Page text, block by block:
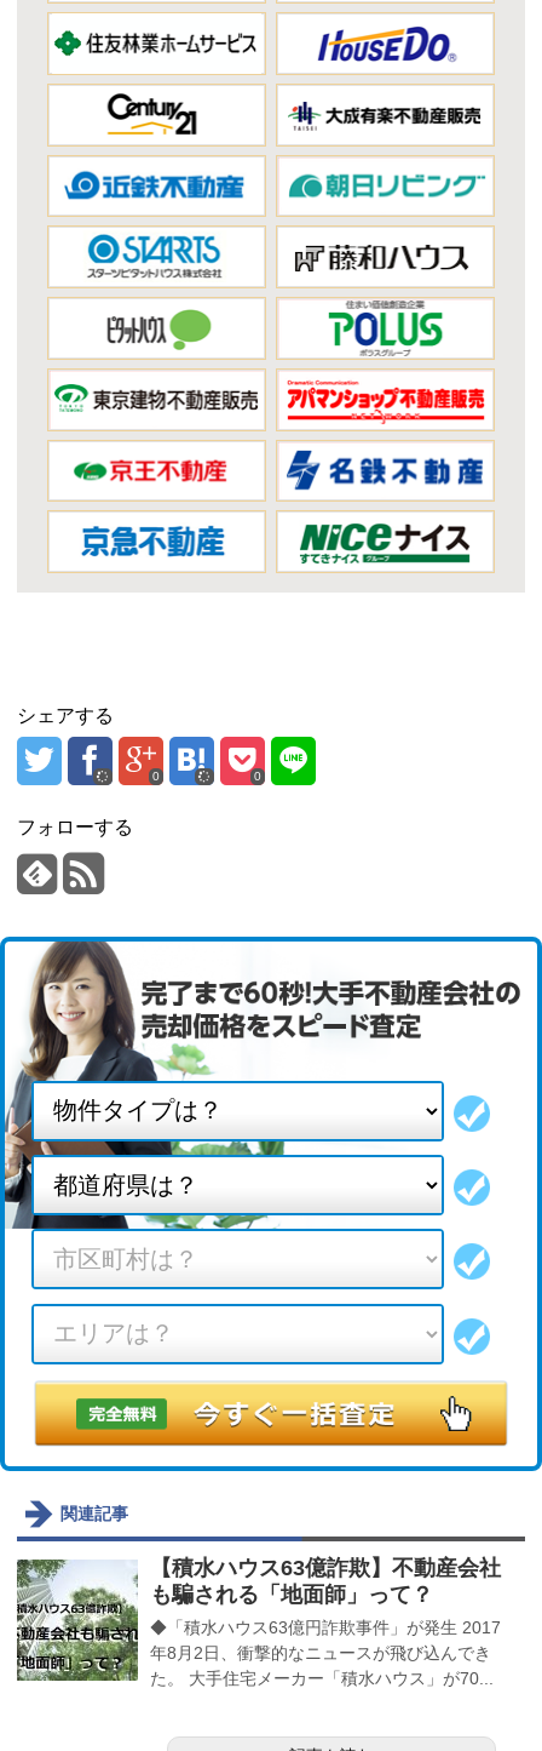
シェアする
0 0
フォローする
関連記事
【積水ハウス63億詐欺】不動産会社
も騙される「地面師」って？
◆「積水ハウス63億円詐欺事件」が発生 2017
年8月2日、衝撃的なニュースが飛び込んでき
た。 大手住宅メーカー「積水ハウス」が70...